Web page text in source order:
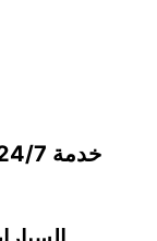
خدمة 24/7 في معظم المطارات الرئيسية